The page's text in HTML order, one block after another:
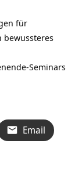
für
bewussteres
Seminars
Email